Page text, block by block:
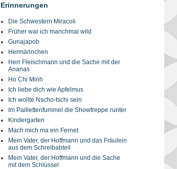
Erinnerungen
Die Schwestern Miracoli
Früher war ich manchmal wild
Gunajapob
Hermännchen
Herr Fleischmann und die Sache mit der
Ananas
Ho Chi Minh
Ich liebe dich wie Apfelmus
Ich wollte Nscho-tschi sein
Im Paillettenfummel die Showtreppe runter
Kindergarten
Mach mich ma ein Fernet
Mein Vater, der Hoffmann und das Fräulein
aus dem Schreibabteil
Mein Vater, der Hoffmann und die Sache
mit dem Schlüssel